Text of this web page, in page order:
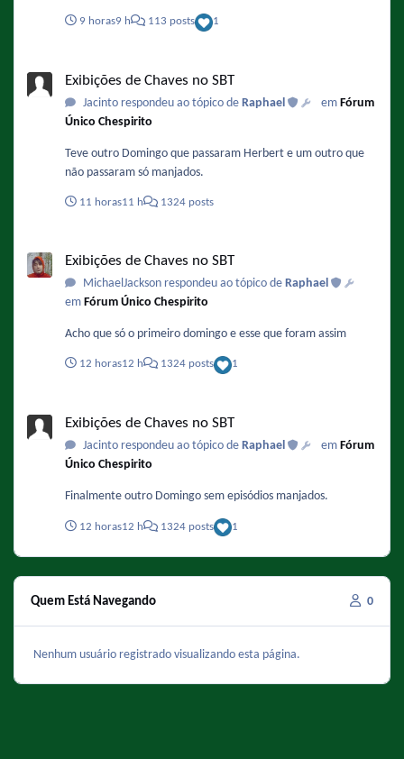
asalta a amigo / La orquesta Parece que El Chapulín Colorado
Historias de terror que comenzó prácticamente a la mitad. Y
la programación de hoy es prácticamente un resumen de lo
que tendrá Teleamazonas toda la semana 😁
9 horas9 h 113 posts 1
Exibições de Chaves no SBT
Jacinto respondeu ao tópico de Raphael em Fórum
Único Chespirito
Teve outro Domingo que passaram Herbert e um outro que
não passaram só manjados.
11 horas11 h 1324 posts
Exibições de Chaves no SBT
MichaelJackson respondeu ao tópico de Raphael
em Fórum Único Chespirito
Acho que só o primeiro domingo e esse que foram assim
12 horas12 h 1324 posts 1
Exibições de Chaves no SBT
Jacinto respondeu ao tópico de Raphael em Fórum
Único Chespirito
Finalmente outro Domingo sem episódios manjados.
12 horas12 h 1324 posts 1
Quem Está Navegando 0
Nenhum usuário registrado visualizando esta página.